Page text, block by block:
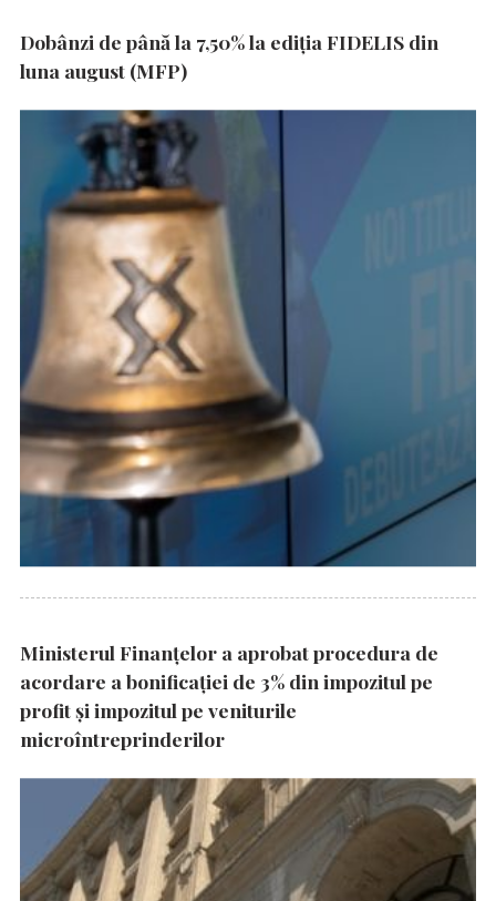
Dobânzi de până la 7,50% la ediția FIDELIS din
luna august (MFP)
Ministerul Finanțelor a aprobat procedura de
acordare a bonificației de 3% din impozitul pe
profit și impozitul pe veniturile
microîntreprinderilor